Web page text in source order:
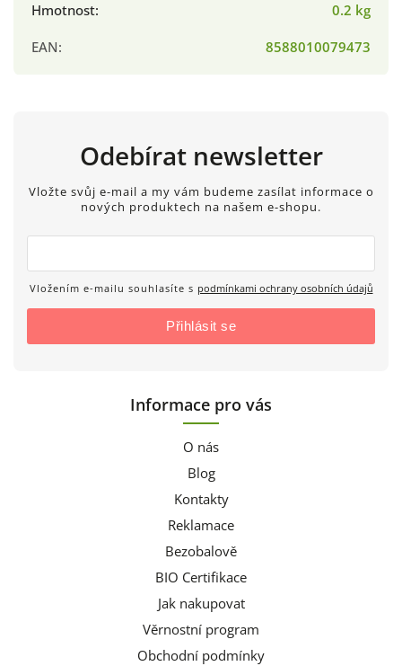
Hmotnost:
0.2 kg
EAN: 8588010079473
Odebírat newsletter
Vložte svůj e-mail a my vám budeme zasílat informace o
nových produktech na našem e-shopu.
Vložením e-mailu souhlasíte s podmínkami ochrany osobních údajů
Přihlásit se
Informace pro vás
O nás
Blog
Kontakty
Reklamace
Bezobalově
BIO Certifikace
Jak nakupovat
Věrnostní program
Obchodní podmínky